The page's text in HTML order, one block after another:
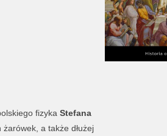
fizyka Stefana
a także dłużej